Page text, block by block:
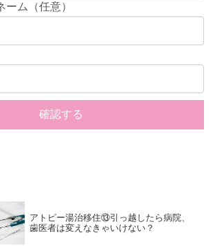
ム（任意）
アトピー湯治移住⑬引っ越したら病院、
歯医者は変えなきゃいけない？